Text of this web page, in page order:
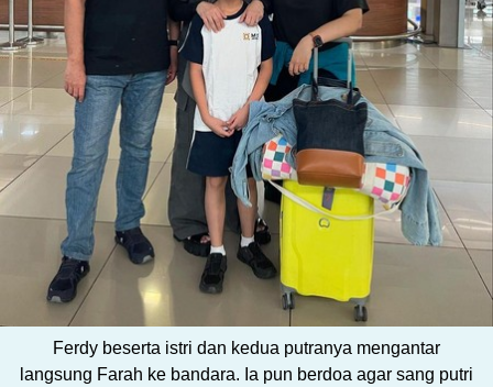
Ferdy beserta istri dan kedua putranya mengantar
langsung Farah ke bandara. Ia pun berdoa agar sang putri